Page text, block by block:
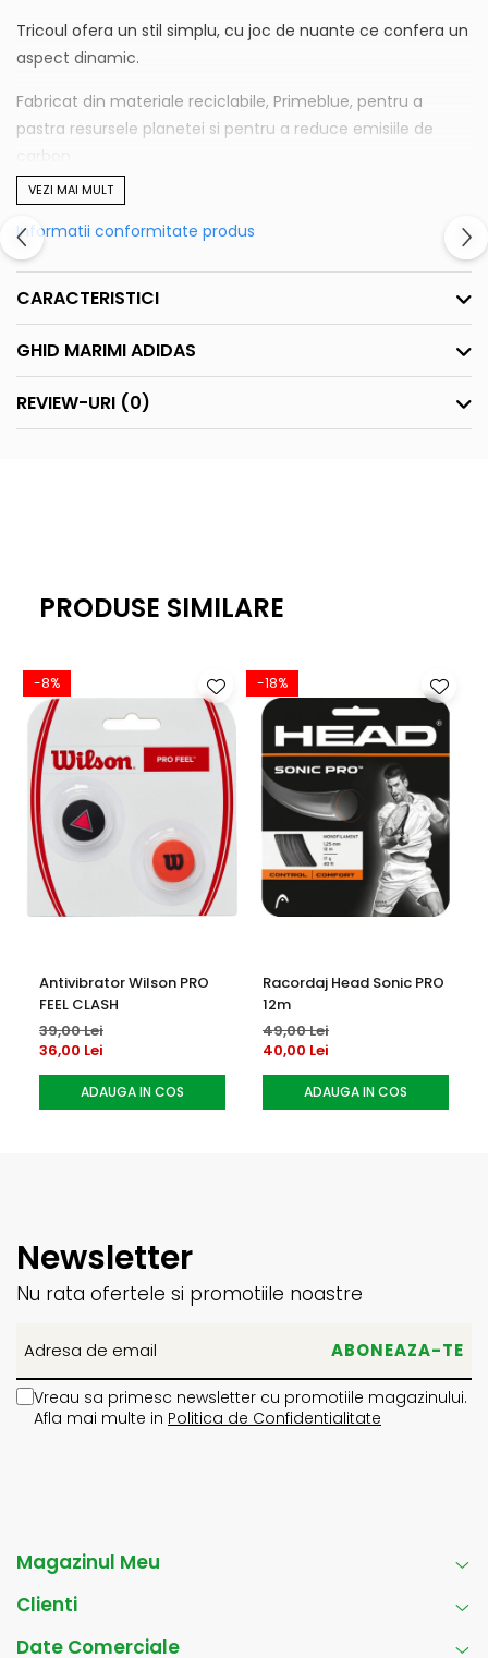
Tricoul ofera un stil simplu, cu joc de nuante ce confera un
aspect dinamic.
Fabricat din materiale reciclabile, Primeblue, pentru a
pastra resursele planetei si pentru a reduce emisiile de
Guler: rotund
Logo: in partea stanga, la piept
Culoare: navy
VEZI MAI MULT
Informatii conformitate produs
CARACTERISTICI
GHID MARIMI ADIDAS
REVIEW-URI (0)
PRODUSE SIMILARE
-8%
Antivibrator Wilson PRO
FEEL CLASH
39,00 Lei
36,00 Lei
ADAUGA IN COS
-18%
Racordaj Head Sonic PRO
12m
49,00 Lei
40,00 Lei
ADAUGA IN COS
Newsletter
Nu rata ofertele si promotiile noastre
Vreau sa primesc newsletter cu promotiile magazinului.
Afla mai multe in Politica de Confidentialitate
Magazinul Meu
Clienti
Date Comerciale